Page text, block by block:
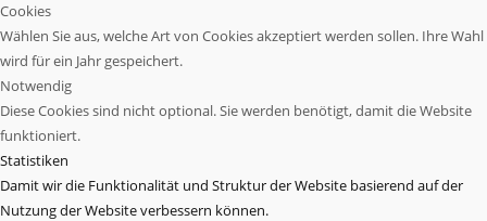
Cookies
Wählen Sie aus, welche Art von Cookies akzeptiert werden sollen. Ihre Wahl
wird für ein Jahr gespeichert.
Notwendig
Diese Cookies sind nicht optional. Sie werden benötigt, damit die Website
funktioniert.
Statistiken
Damit wir die Funktionalität und Struktur der Website basierend auf der
Nutzung der Website verbessern können.